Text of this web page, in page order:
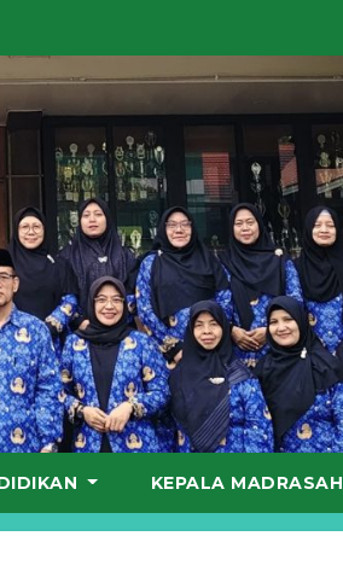
KEPALA MADRASAH